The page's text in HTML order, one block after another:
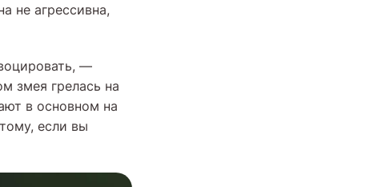
не агрессивна,
—
змея грелась на
в основном на
если вы